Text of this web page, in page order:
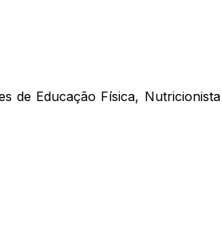
de Educação Física,